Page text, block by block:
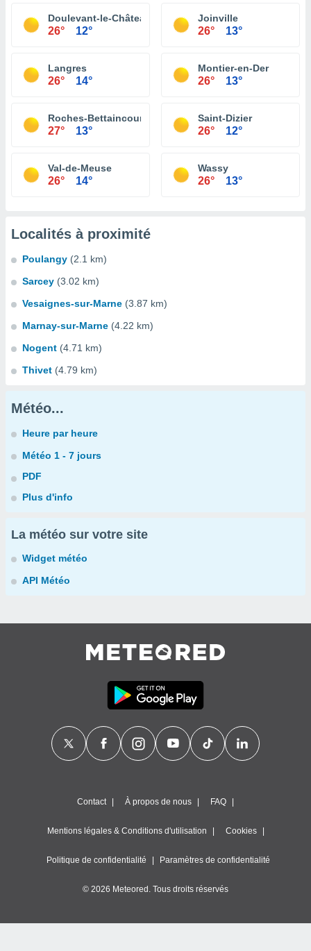
Doulevant-le-Château
26° 12°
Joinville
26° 13°
Langres
26° 14°
Montier-en-Der
26° 13°
Roches-Bettaincourt
27° 13°
Saint-Dizier
26° 12°
Val-de-Meuse
26° 14°
Wassy
26° 13°
Localités à proximité
Poulangy (2.1 km)
Sarcey (3.02 km)
Vesaignes-sur-Marne (3.87 km)
Marnay-sur-Marne (4.22 km)
Nogent (4.71 km)
Thivet (4.79 km)
Météo...
Heure par heure
Météo 1 - 7 jours
PDF
Plus d'info
La météo sur votre site
Widget météo
API Météo
Contact À propos de nous FAQ
Mentions légales & Conditions d'utilisation Cookies
Politique de confidentialité Paramètres de confidentialité
© 2026 Meteored. Tous droits réservés